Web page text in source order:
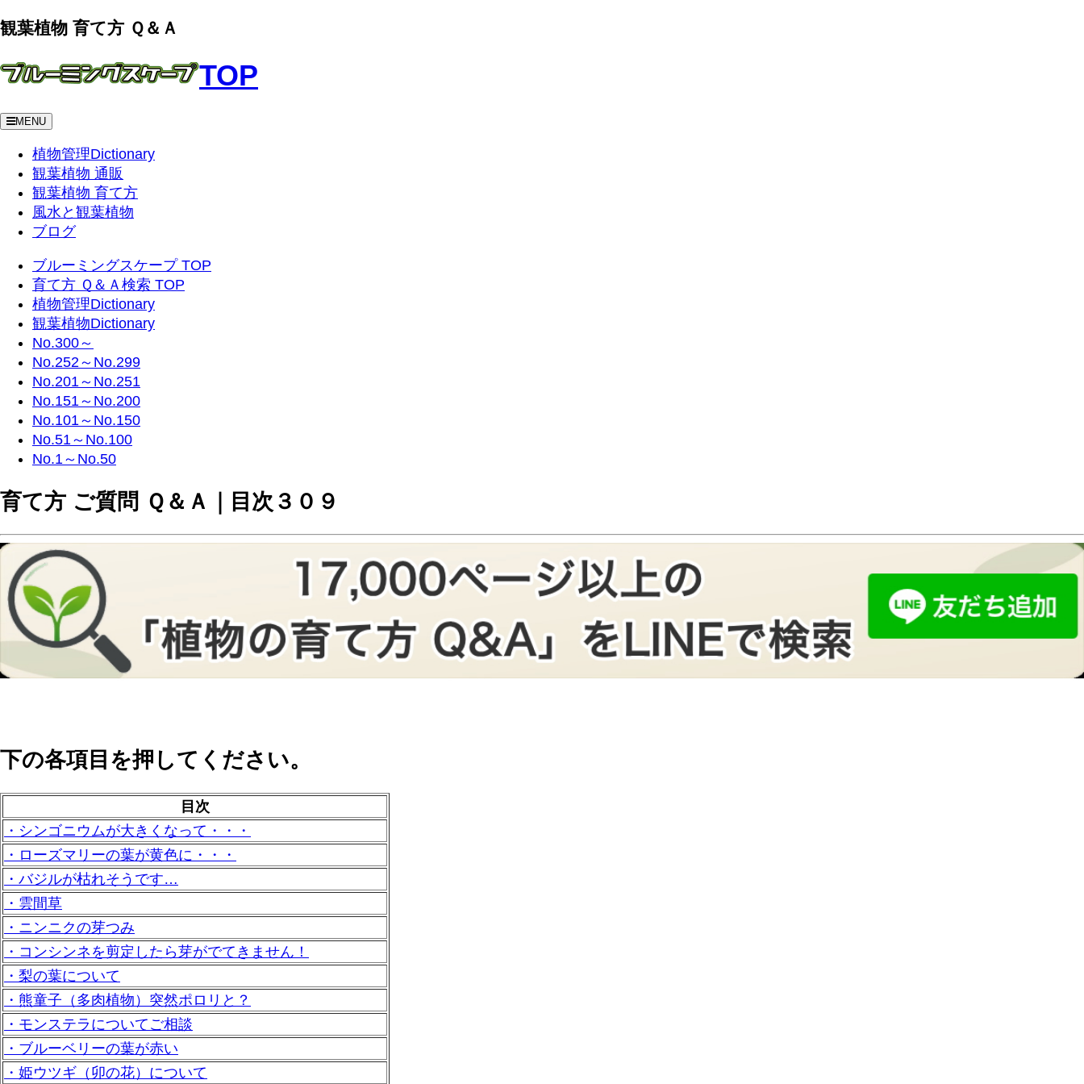
観葉植物 育て方 Ｑ＆Ａ
TOP
MENU
植物管理Dictionary
観葉植物 通販
観葉植物 育て方
風水と観葉植物
ブログ
ブルーミングスケープ TOP
育て方 Ｑ＆Ａ検索 TOP
植物管理Dictionary
観葉植物Dictionary
No.300～
No.252～No.299
No.201～No.251
No.151～No.200
No.101～No.150
No.51～No.100
No.1～No.50
育て方 ご質問 Ｑ＆Ａ｜目次３０９
下の各項目を押してください。
目次
・シンゴニウムが大きくなって・・・
・ローズマリーの葉が黄色に・・・
・バジルが枯れそうです…
・雲間草
・ニンニクの芽つみ
・コンシンネを剪定したら芽がでてきません！
・梨の葉について
・熊童子（多肉植物）突然ポロリと？
・モンステラについてご相談
・ブルーベリーの葉が赤い
・姫ウツギ（卯の花）について